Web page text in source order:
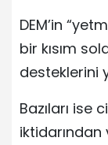
DEM’in
bir kısım
desteklerini
Bazıları ise
iktidarından